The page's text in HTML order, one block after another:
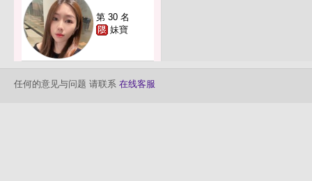
第 30 名
妹寶
任何的意见与问题 请联系 在线客服